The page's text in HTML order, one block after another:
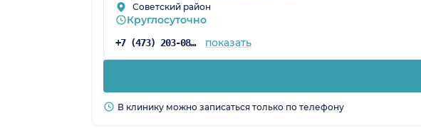
Советский район
Круглосуточно
+7 (473) 203-08-53 показать
В клинику можно записаться только по телефону